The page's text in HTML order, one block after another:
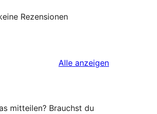
Rezensionen
Alle Rezensionen
anzeigen
mitteilen? Brauchst du